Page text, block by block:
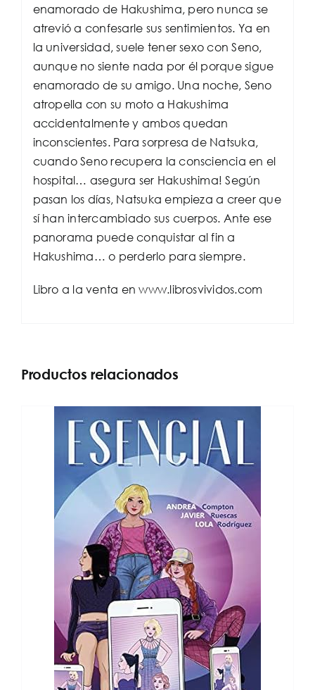
enamorado de Hakushima, pero nunca se
atrevió a confesarle sus sentimientos. Ya en
la universidad, suele tener sexo con Seno,
aunque no siente nada por él porque sigue
enamorado de su amigo. Una noche, Seno
atropella con su moto a Hakushima
accidentalmente y ambos quedan
inconscientes. Para sorpresa de Natsuka,
cuando Seno recupera la consciencia en el
hospital… asegura ser Hakushima! Según
pasan los días, Natsuka empieza a creer que
sí han intercambiado sus cuerpos. Ante ese
panorama puede conquistar al fin a
Hakushima… o perderlo para siempre.
Libro a la venta en www.librosvividos.com
Productos relacionados